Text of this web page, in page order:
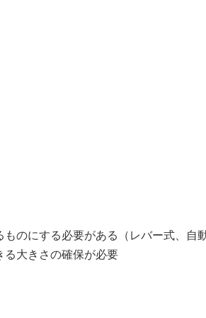
のにする必要がある（レバー式、自
大きさの確保が必要